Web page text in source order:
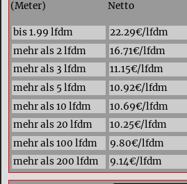
(Meter)
Netto
bis 1.99 lfdm
22.29€/lfdm
mehr als 2 lfdm
16.71€/lfdm
mehr als 3 lfdm
11.15€/lfdm
mehr als 5 lfdm
10.92€/lfdm
mehr als 10 lfdm
10.69€/lfdm
mehr als 20 lfdm
10.25€/lfdm
mehr als 100 lfdm
9.80€/lfdm
mehr als 200 lfdm
9.14€/lfdm